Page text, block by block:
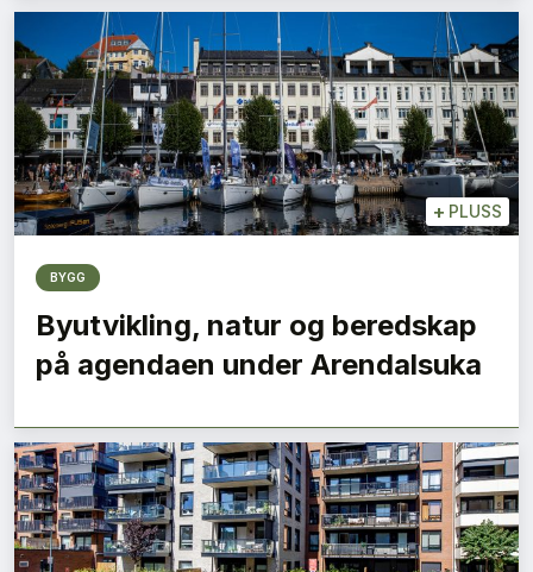
+ PLUSS
BYGG
Byutvikling, natur og beredskap
på agendaen under Arendalsuka